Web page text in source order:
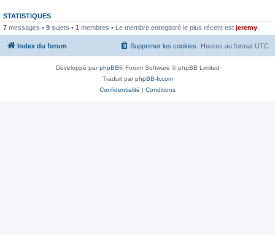
STATISTIQUES
7 messages • 9 sujets • 1 membres • Le membre enregistré le plus récent est jeremy
Index du forum Heures au format UTC
Supprimer les cookies
Développé parphpBB® Forum Software © phpBB Limited
Traduit parphpBB-fr.com
Confidentialité | Conditions